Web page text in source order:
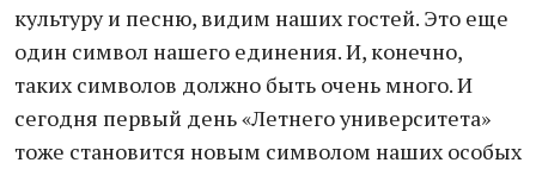
культуру и песню, видим наших гостей. Это еще
один символ нашего единения. И, конечно,
таких символов должно быть очень много. И
сегодня первый день «Летнего университета»
тоже становится новым символом наших особых